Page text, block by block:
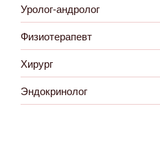
Уролог-андролог
Физиотерапевт
Хирург
Эндокринолог